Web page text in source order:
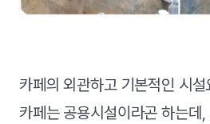
카페의 외관하고 기본적인 시설
카페는 공용시설이라곤 하는데,